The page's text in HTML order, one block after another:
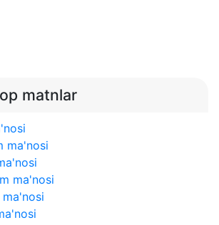
matnlar
ma'nosi
ma'nosi